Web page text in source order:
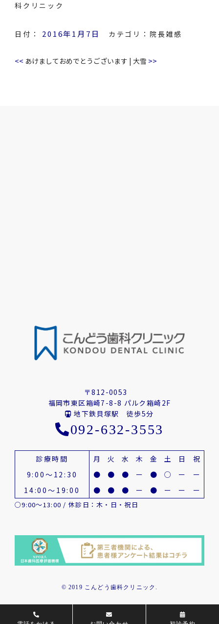
科クリニック
日付： 2016年1月7日 カテゴリ： 院長雑感
<< あけましておめでとうございます | 大雪 >>
〒812-0053
福岡市東区箱崎7-8-8 パルク箱崎2F
地下鉄貝塚駅 徒歩5分
092-632-3553
診療時間 月 火 水 木 金 土 日
祝
9:00～12:30
● ● ● ー ● ○ ー
ー
14:00～19:00
● ● ● ー ● ー ー ー
○9:00～13:00 / 休診日：木・日・祝日
© 2019 こんどう歯科クリニック.